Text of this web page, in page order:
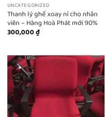
UNCATEGORIZED
Thanh lý ghế xoay nỉ cho nhân
viên – Hàng Hoà Phát mới 90%
300,000₫